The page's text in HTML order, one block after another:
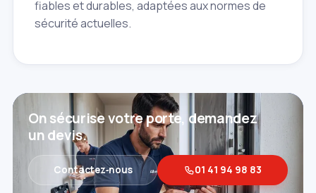
fiables et durables, adaptées aux normes de
sécurité actuelles.
On sécurise votre porte, demandez
un devis.
Contactez‑nous 01 41 94 98 83